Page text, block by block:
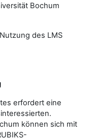
Bochum
des LMS
erfordert eine
können sich mit